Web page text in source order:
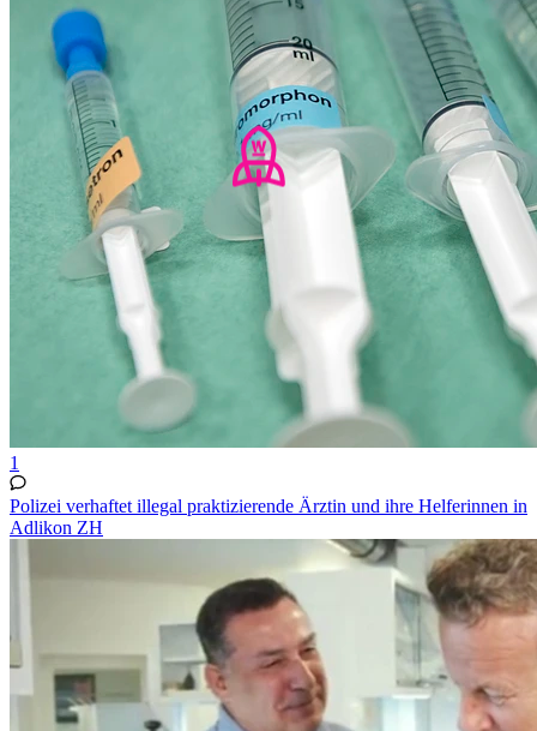
1
Polizei verhaftet illegal praktizierende Ärztin und ihre Helferinnen in
Adlikon ZH